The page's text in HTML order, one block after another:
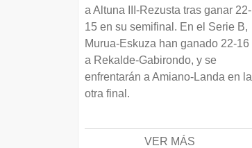
a Altuna III-Rezusta tras ganar 22-
15 en su semifinal. En el Serie B,
Murua-Eskuza han ganado 22-16
a Rekalde-Gabirondo, y se
enfrentarán a Amiano-Landa en la
otra final.
VER MÁS